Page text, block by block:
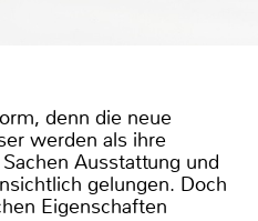
denn die neue
werden als ihre
Ausstattung und
gelungen. Doch
Eigenschaften